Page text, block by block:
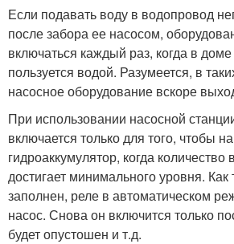
Если подавать воду в водопровод
после забора ее насосом,
включаться каждый раз, когда в доме
пользуется водой. Разумеется, в
насосное оборудование вскоре
При использовании насосной
включается только для того, чтобы
гидроаккумулятор, когда
достигает минимального уровня. Как
заполнен, реле в автоматическом
насос. Снова он включится только
будет опустошен и т.д.